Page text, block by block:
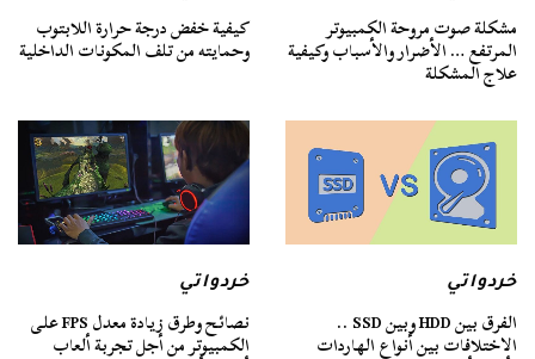
مشكلة صوت مروحة الكمبيوتر
المرتفع … الأضرار والأسباب وكيفية
علاج المشكلة
كيفية خفض درجة حرارة اللابتوب
وحمايته من تلف المكونات الداخلية
خردواتي
الفرق بين HDD وبين SSD ..
الاختلافات بين أنواع الهاردات
خردواتي
نصائح وطرق زيادة معدل FPS على
الكمبيوتر من أجل تجربة ألعاب